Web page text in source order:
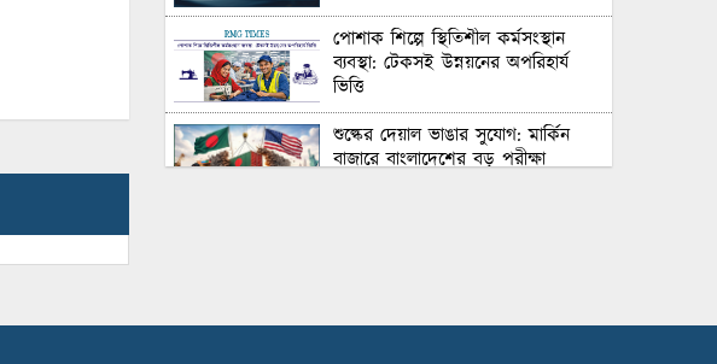
পোশাক শিল্পে স্থিতিশীল কর্মসংস্থান
ব্যবস্থা: টেকসই উন্নয়নের অপরিহার্য
ভিত্তি
শুল্কের দেয়াল ভাঙার সুযোগ: মার্কিন
বাজারে বাংলাদেশের বড় পরীক্ষা